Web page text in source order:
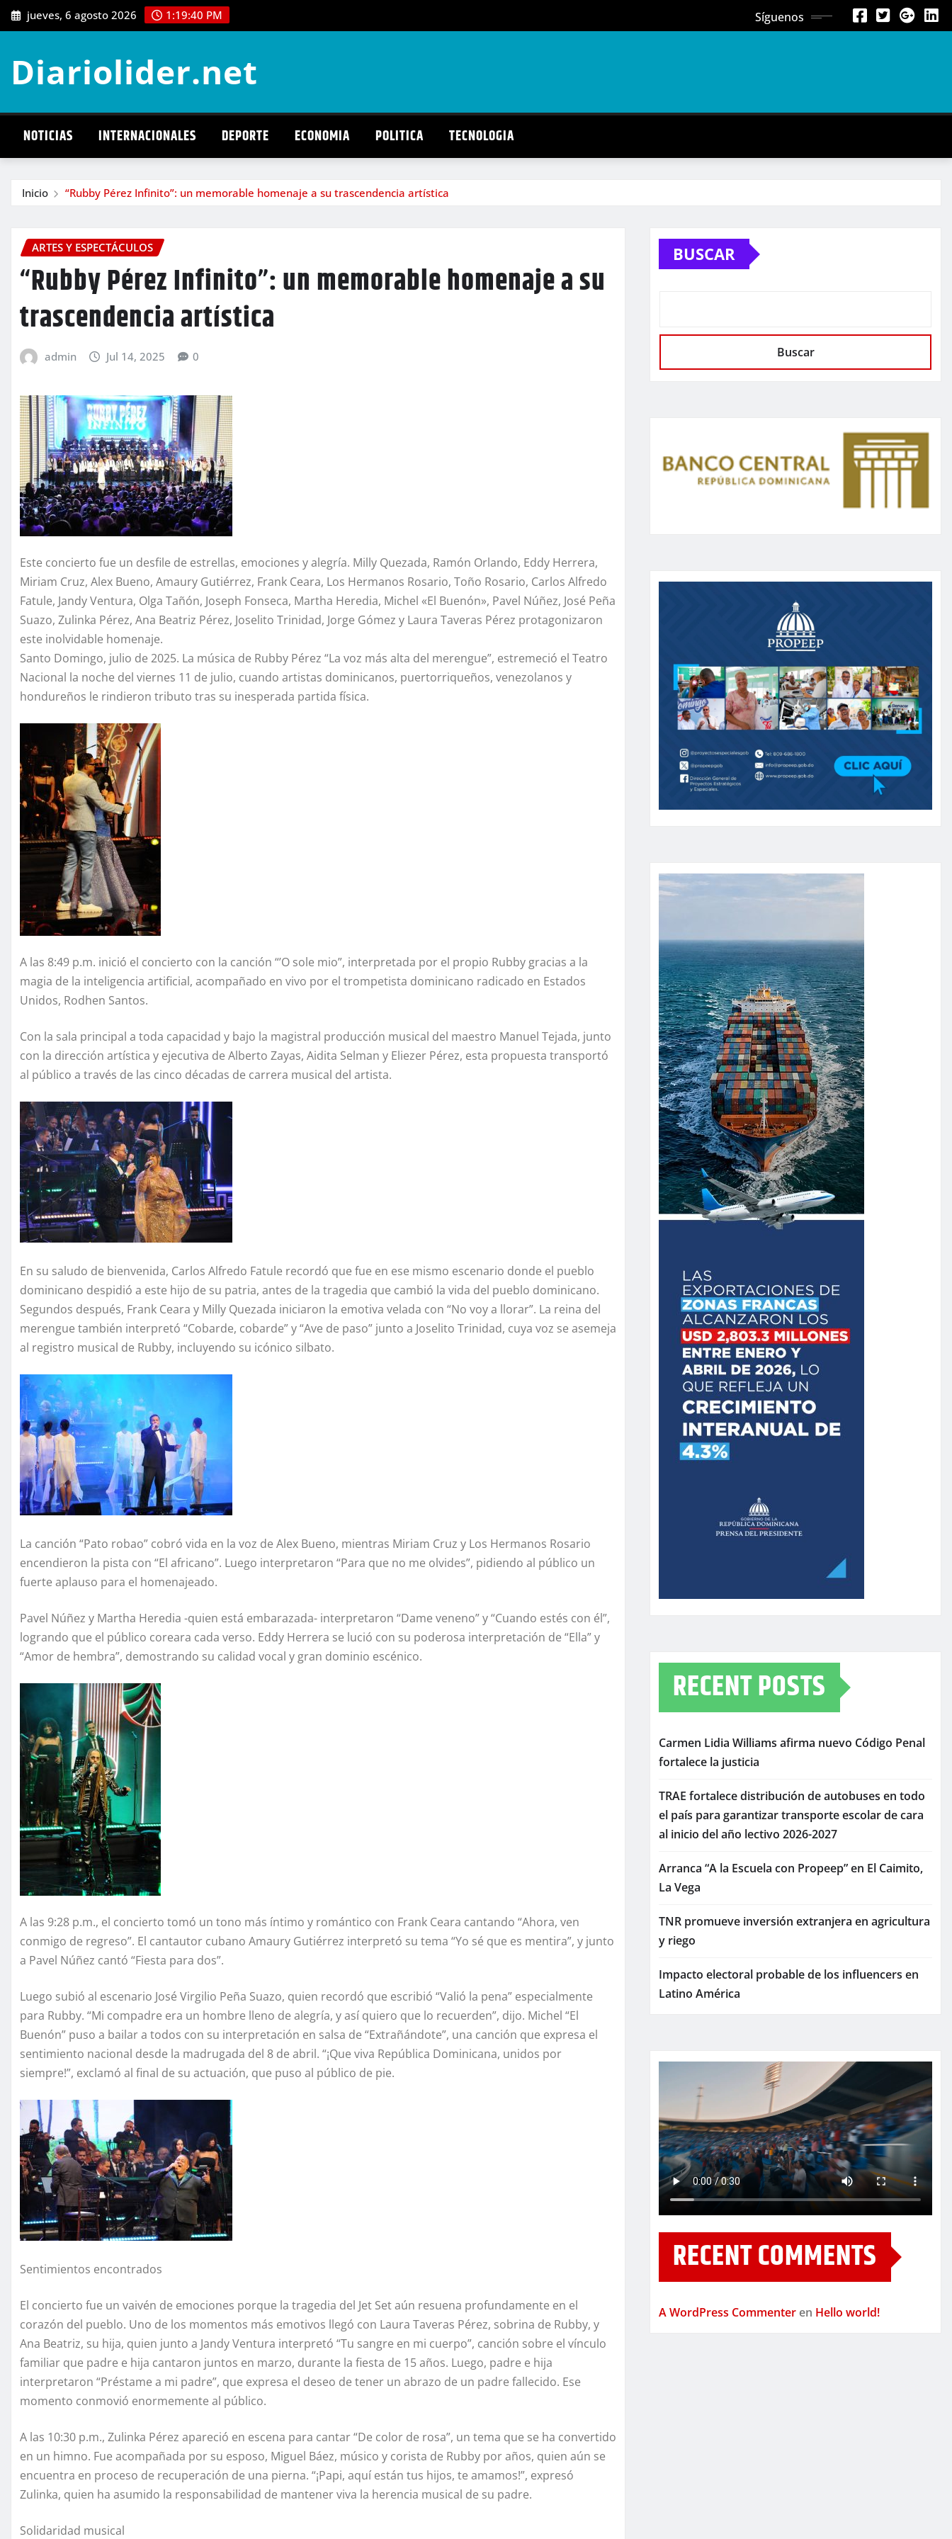
Saltar
al
jueves, 6 agosto 2026 1:19:41 PM Síguenos
Diariolider.net
NOTICIAS INTERNACIONALES DEPORTE ECONOMIA POLITICA TECNOLOGIA
Inicio “Rubby Pérez Infinito”: un memorable homenaje a su trascendencia artística
ARTES Y ESPECTÁCULOS
“Rubby Pérez Infinito”: un memorable homenaje a su
trascendencia artística
admin Jul 14, 2025 0
Este concierto fue un desfile de estrellas, emociones y alegría. Milly Quezada, Ramón Orlando, Eddy Herrera,
Miriam Cruz, Alex Bueno, Amaury Gutiérrez, Frank Ceara, Los Hermanos Rosario, Toño Rosario, Carlos Alfredo
Fatule, Jandy Ventura, Olga Tañón, Joseph Fonseca, Martha Heredia, Michel «El Buenón», Pavel Núñez, José Peña
Suazo, Zulinka Pérez, Ana Beatriz Pérez, Joselito Trinidad, Jorge Gómez y Laura Taveras Pérez protagonizaron
este inolvidable homenaje.
Santo Domingo, julio de 2025. La música de Rubby Pérez “La voz más alta del merengue”, estremeció el Teatro
Nacional la noche del viernes 11 de julio, cuando artistas dominicanos, puertorriqueños, venezolanos y
hondureños le rindieron tributo tras su inesperada partida física.
A las 8:49 p.m. inició el concierto con la canción “’O sole mio”, interpretada por el propio Rubby gracias a la
magia de la inteligencia artificial, acompañado en vivo por el trompetista dominicano radicado en Estados
Unidos, Rodhen Santos.
Con la sala principal a toda capacidad y bajo la magistral producción musical del maestro Manuel Tejada, junto
con la dirección artística y ejecutiva de Alberto Zayas, Aidita Selman y Eliezer Pérez, esta propuesta transportó
al público a través de las cinco décadas de carrera musical del artista.
En su saludo de bienvenida, Carlos Alfredo Fatule recordó que fue en ese mismo escenario donde el pueblo
dominicano despidió a este hijo de su patria, antes de la tragedia que cambió la vida del pueblo dominicano.
Segundos después, Frank Ceara y Milly Quezada iniciaron la emotiva velada con “No voy a llorar”. La reina del
merengue también interpretó “Cobarde, cobarde” y “Ave de paso” junto a Joselito Trinidad, cuya voz se asemeja
al registro musical de Rubby, incluyendo su icónico silbato.
La canción “Pato robao” cobró vida en la voz de Alex Bueno, mientras Miriam Cruz y Los Hermanos Rosario
encendieron la pista con “El africano”. Luego interpretaron “Para que no me olvides”, pidiendo al público un
fuerte aplauso para el homenajeado.
Pavel Núñez y Martha Heredia -quien está embarazada- interpretaron “Dame veneno” y “Cuando estés con él”,
logrando que el público coreara cada verso. Eddy Herrera se lució con su poderosa interpretación de “Ella” y
“Amor de hembra”, demostrando su calidad vocal y gran dominio escénico.
A las 9:28 p.m., el concierto tomó un tono más íntimo y romántico con Frank Ceara cantando “Ahora, ven
conmigo de regreso”. El cantautor cubano Amaury Gutiérrez interpretó su tema “Yo sé que es mentira”, y junto
a Pavel Núñez cantó “Fiesta para dos”.
Luego subió al escenario José Virgilio Peña Suazo, quien recordó que escribió “Valió la pena” especialmente
para Rubby. “Mi compadre era un hombre lleno de alegría, y así quiero que lo recuerden”, dijo. Michel “El
Buenón” puso a bailar a todos con su interpretación en salsa de “Extrañándote”, una canción que expresa el
sentimiento nacional desde la madrugada del 8 de abril. “¡Que viva República Dominicana, unidos por
siempre!”, exclamó al final de su actuación, que puso al público de pie.
Sentimientos encontrados
El concierto fue un vaivén de emociones porque la tragedia del Jet Set aún resuena profundamente en el
corazón del pueblo. Uno de los momentos más emotivos llegó con Laura Taveras Pérez, sobrina de Rubby, y
Ana Beatriz, su hija, quien junto a Jandy Ventura interpretó “Tu sangre en mi cuerpo”, canción sobre el vínculo
familiar que padre e hija cantaron juntos en marzo, durante la fiesta de 15 años. Luego, padre e hija
interpretaron “Préstame a mi padre”, que expresa el deseo de tener un abrazo de un padre fallecido. Ese
momento conmovió enormemente al público.
A las 10:30 p.m., Zulinka Pérez apareció en escena para cantar “De color de rosa”, un tema que se ha convertido
en un himno. Fue acompañada por su esposo, Miguel Báez, músico y corista de Rubby por años, quien aún se
encuentra en proceso de recuperación de una pierna. “¡Papi, aquí están tus hijos, te amamos!”, expresó
Zulinka, quien ha asumido la responsabilidad de mantener viva la herencia musical de su padre.
Solidaridad musical
BUSCAR
Buscar
RECENT POSTS
Carmen Lidia Williams afirma nuevo Código Penal
fortalece la justicia
TRAE fortalece distribución de autobuses en todo
el país para garantizar transporte escolar de cara
al inicio del año lectivo 2026-2027
Arranca “A la Escuela con Propeep” en El Caimito,
La Vega
TNR promueve inversión extranjera en agricultura
y riego
Impacto electoral probable de los influencers en
Latino América
RECENT COMMENTS
A WordPress Commenter en Hello world!